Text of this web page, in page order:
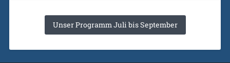
Unser Programm Juli bis September